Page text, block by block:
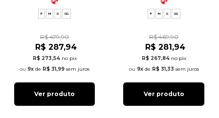
P M G GG
R$ 479,90
R$ 287,94
R$ 273,54 no pix
9x de R$ 31,99 sem juros
Ver produto
P M G GG
R$ 469,90
R$ 281,94
R$ 267,84 no pix
9xde R$ 31,33 sem juros
Ver produto